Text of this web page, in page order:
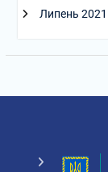
Липень 2021